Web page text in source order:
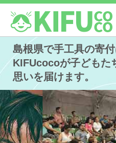
島根県で手工具の寄付
KIFUcocoが子どもた
思いを届けます。